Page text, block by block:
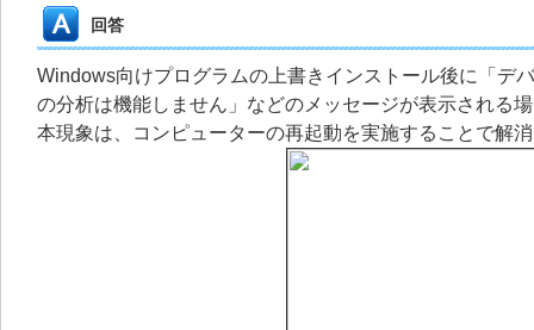
回答
Windows向けプログラムの上書きインストール後に「デ
の分析は機能しません」などのメッセージが表示される
本現象は、コンピューターの再起動を実施することで解